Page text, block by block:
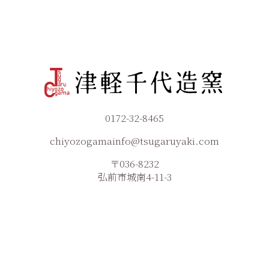
0172-32-8465
chiyozogamainfo@tsugaruyaki.com
〒036-8232
弘前市城南4-11-3